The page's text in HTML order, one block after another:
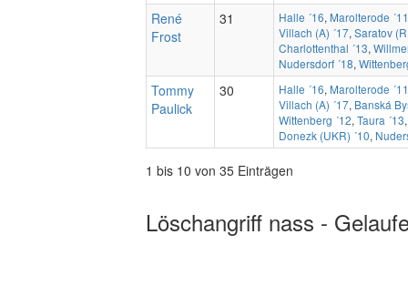
René
Frost
31 Halle ´16, Marolterode ´11
Villach (A) ´17, Saratov
Charlottenthal ´13,
Nudersdorf ´18,
Tommy
Paulick
30 Halle ´16, Marolterode ´11
Villach (A) ´17, Banská
Wittenberg ´12, Taura ´13
Donezk (UKR) ´10,
1 bis 10 von 35 Einträgen
Löschangriff nass -